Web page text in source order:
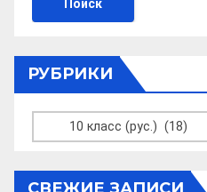
РУБРИКИ
Рубрики